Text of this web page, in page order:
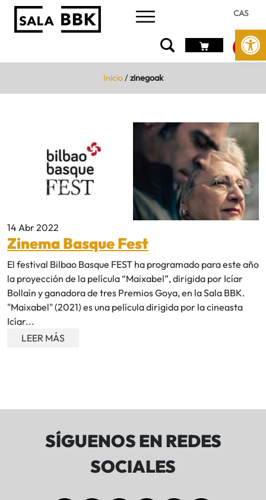
Abrir
CAS
Inicio/zinegoak
14 Abr 2022
Zinema Basque Fest
El festival Bilbao Basque FEST ha programado para este año
la proyección de la película “Maixabel”, dirigida por Icíar
Bollaín y ganadora de tres Premios Goya, en la Sala BBK.
"Maixabel" (2021) es una película dirigida por la cineasta
Icíar...
LEER MÁS
SÍGUENOS EN REDES
SOCIALES